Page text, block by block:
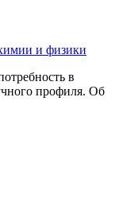
и физики
в
профиля. Об